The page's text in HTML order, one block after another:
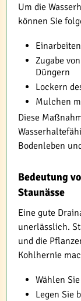
Um die
können Sie
Zugabe
Düngern
Lockern
Mulchen
Diese
Bodenleben
Bedeutung
Staunässe
Eine gute
unerlässlich.
und die
Kohlhernie
Wählen
Legen Sie